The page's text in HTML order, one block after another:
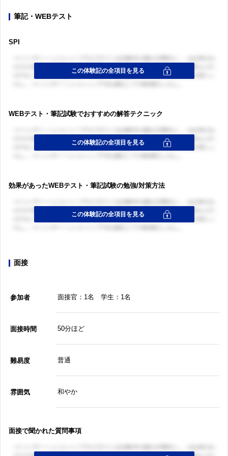
筆記・WEBテスト
SPI
WEBテスト・筆記試験でおすすめの解答テクニック
効果があったWEBテスト・筆記試験の勉強/対策方法
面接
参加者 面接官：1名 学生：1名
面接時間 50分ほど
難易度 普通
雰囲気 和やか
面接で聞かれた質問事項